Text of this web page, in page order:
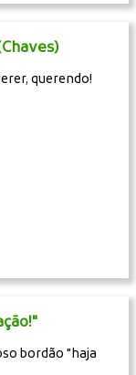
querendo!
bordão "haja